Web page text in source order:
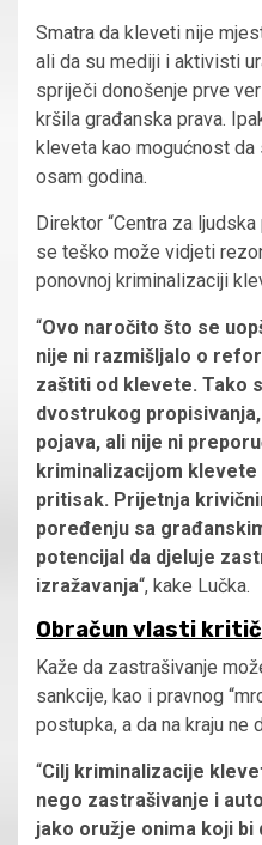
Smatra da kleveti nije
ali da su mediji i aktivisti
spriječi donošenje prve
kršila građanska prava.
kleveta kao mogućnost
osam godina.
Direktor “Centra za
se teško može vidjeti
ponovnoj kriminalizaciji
“Ovo naročito što se
nije ni razmišljalo o
zaštiti od klevete. Tako
dvostrukog
pojava, ali nije ni
kriminalizacijom
pritisak. Prijetnja
poređenju sa
potencijal da djeluje
izražavanja“, kake Lučka.
Obračun vlasti
Kaže da zastrašivanje
sankcije, kao i pravnog
postupka, a da na kraju ne
“Cilj kriminalizacije
nego zastrašivanje i
jako oružje onima koji bi